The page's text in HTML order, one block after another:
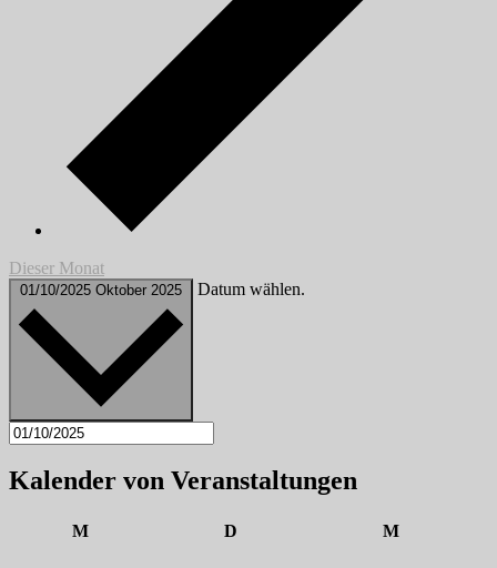
Dieser Monat
01/10/2025 Oktober 2025 Datum wählen.
Kalender von Veranstaltungen
MMontag DDienstag MMittwoch